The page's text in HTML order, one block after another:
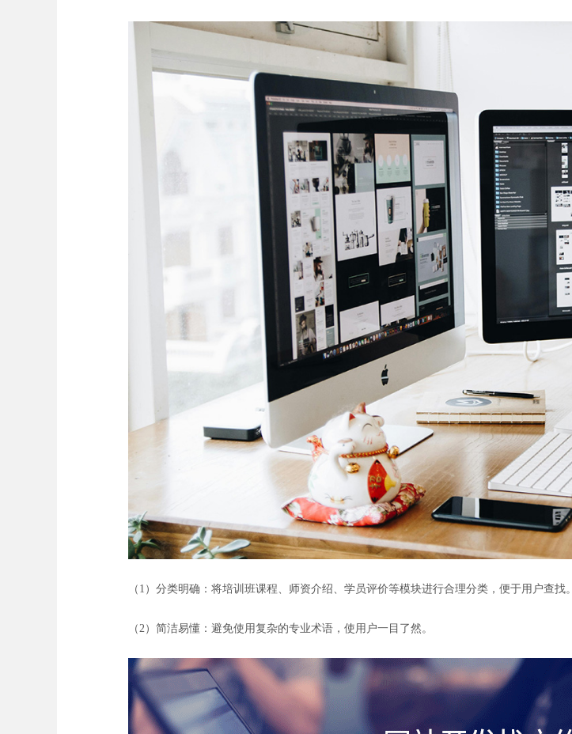
（1）分类明确：将培训班课程、师资介绍、学员评价等模块进行合理分类，便于用户查找。
（2）简洁易懂：避免使用复杂的专业术语，使用户一目了然。